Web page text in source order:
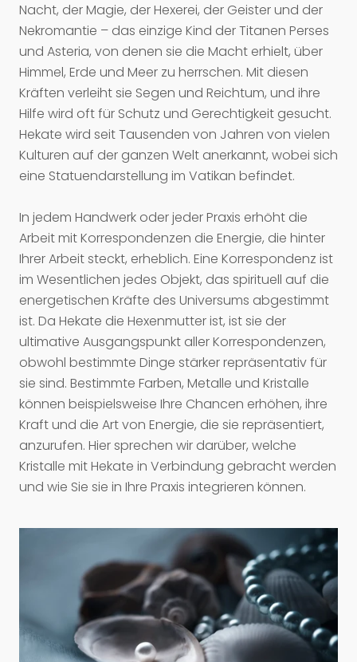
Nacht, der Magie, der Hexerei, der Geister und der
Nekromantie – das einzige Kind der Titanen Perses
und Asteria, von denen sie die Macht erhielt, über
Himmel, Erde und Meer zu herrschen. Mit diesen
Kräften verleiht sie Segen und Reichtum, und ihre
Hilfe wird oft für Schutz und Gerechtigkeit gesucht.
Hekate wird seit Tausenden von Jahren von vielen
Kulturen auf der ganzen Welt anerkannt, wobei sich
eine Statuendarstellung im Vatikan befindet.
In jedem Handwerk oder jeder Praxis erhöht die
Arbeit mit Korrespondenzen die Energie, die hinter
Ihrer Arbeit steckt, erheblich. Eine Korrespondenz ist
im Wesentlichen jedes Objekt, das spirituell auf die
energetischen Kräfte des Universums abgestimmt
ist. Da Hekate die Hexenmutter ist, ist sie der
ultimative Ausgangspunkt aller Korrespondenzen,
obwohl bestimmte Dinge stärker repräsentativ für
sie sind. Bestimmte Farben, Metalle und Kristalle
können beispielsweise Ihre Chancen erhöhen, ihre
Kraft und die Art von Energie, die sie repräsentiert,
anzurufen. Hier sprechen wir darüber, welche
Kristalle mit Hekate in Verbindung gebracht werden
und wie Sie sie in Ihre Praxis integrieren können.